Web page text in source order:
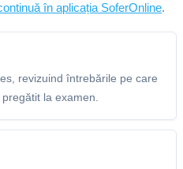
în aplicația SoferOnline.
revizuind întrebările pe care
la examen.